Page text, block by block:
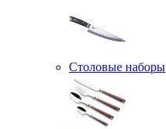
Столовые наборы